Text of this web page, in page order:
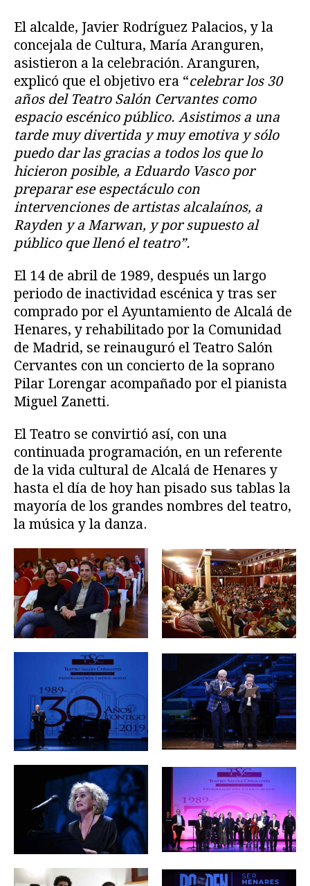
El alcalde, Javier Rodríguez Palacios, y la
concejala de Cultura, María Aranguren,
asistieron a la celebración. Aranguren,
explicó que el objetivo era “celebrar los 30
años del Teatro Salón Cervantes como
espacio escénico público. Asistimos a una
tarde muy divertida y muy emotiva y sólo
puedo dar las gracias a todos los que lo
hicieron posible, a Eduardo Vasco por
preparar ese espectáculo con
intervenciones de artistas alcalaínos, a
Rayden y a Marwan, y por supuesto al
público que llenó el teatro”.
El 14 de abril de 1989, después un largo
periodo de inactividad escénica y tras ser
comprado por el Ayuntamiento de Alcalá de
Henares, y rehabilitado por la Comunidad
de Madrid, se reinauguró el Teatro Salón
Cervantes con un concierto de la soprano
Pilar Lorengar acompañado por el pianista
Miguel Zanetti.
El Teatro se convirtió así, con una
continuada programación, en un referente
de la vida cultural de Alcalá de Henares y
hasta el día de hoy han pisado sus tablas la
mayoría de los grandes nombres del teatro,
la música y la danza.